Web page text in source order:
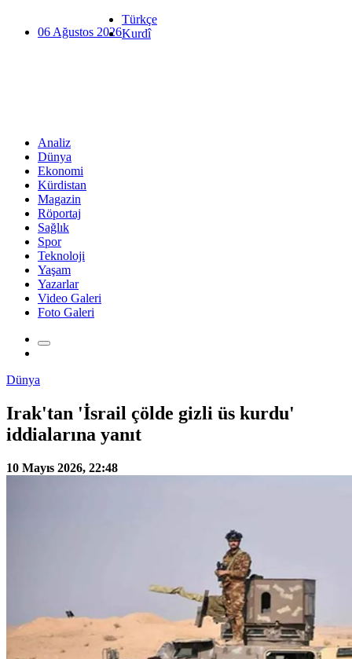
06 Ağustos 2026
Türkçe
Kurdî
Analiz
Dünya
Ekonomi
Kürdistan
Magazin
Röportaj
Sağlık
Spor
Teknoloji
Yaşam
Yazarlar
Video Galeri
Foto Galeri
Dünya
Irak'tan 'İsrail çölde gizli üs kurdu'
iddialarına yanıt
10 Mayıs 2026, 22:48